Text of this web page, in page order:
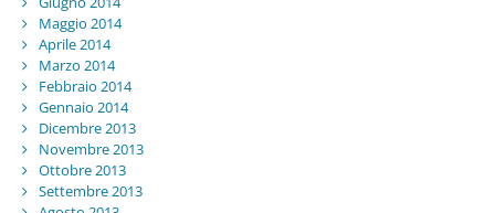
Maggio 2014
Aprile 2014
Marzo 2014
Febbraio 2014
Gennaio 2014
Dicembre 2013
Novembre 2013
Ottobre 2013
Settembre 2013